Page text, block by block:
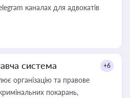
каналах для адвокатів
система +6
організацію та правове
покарань,